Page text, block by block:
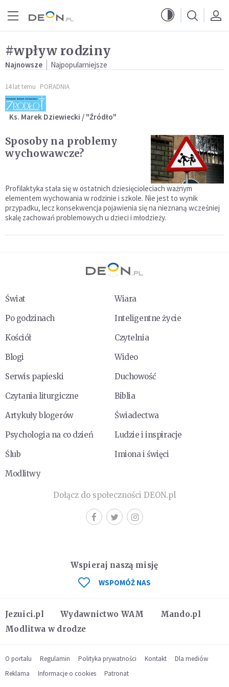
#wpływ rodziny
Najnowsze Najpopularniejsze
14 lat temu PORADNIA
Ks. Marek Dziewiecki / "Źródło"
Sposoby na problemy
wychowawcze?
Profilaktyka stała się w ostatnich dziesięcioleciach ważnym
elementem wychowania w rodzinie i szkole. Nie jest to wynik
przypadku, lecz konsekwencja pojawienia się na nieznaną wcześniej
skalę zachowań problemowych u dzieci i młodzieży.
Świat
Wiara
Po godzinach
Inteligentne życie
Kościół
Czytelnia
Blogi
Wideo
Serwis papieski
Duchowość
Czytania liturgiczne
Biblia
Artykuły blogerów
Świadectwa
Psychologia na co dzień
Ludzie i inspiracje
Ślub
Imiona i święci
Modlitwy
Dołącz do społeczności DEON.pl
Jezuici.pl Wydawnictwo WAM
Mando.pl
Modlitwa w drodze
Wspieraj naszą misję
WSPOMÓŻ NAS
O portalu Regulamin Polityka prywatności Kontakt
Dla mediów
Reklama
Informacje o cookies Patronat